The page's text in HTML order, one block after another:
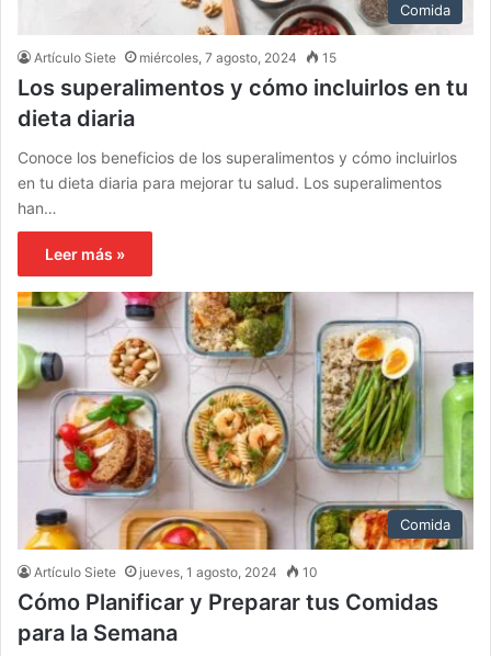
Comida
Artículo Siete miércoles, 7 agosto, 2024 15
Los superalimentos y cómo incluirlos en tu
dieta diaria
Conoce los beneficios de los superalimentos y cómo incluirlos
en tu dieta diaria para mejorar tu salud. Los superalimentos
han…
Leer más »
Comida
Artículo Siete jueves, 1 agosto, 2024 10
Cómo Planificar y Preparar tus Comidas
para la Semana